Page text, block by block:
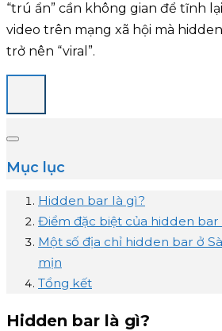
“trú ẩn” cần không gian để tĩnh
video trên mạng xã hội mà
trở nên “viral”.
Mục lục
Hidden bar là gì?
Điểm đặc biệt của hidden bar
Một số địa chỉ hidden bar ở
mịn
Tổng kết
Hidden bar là gì?